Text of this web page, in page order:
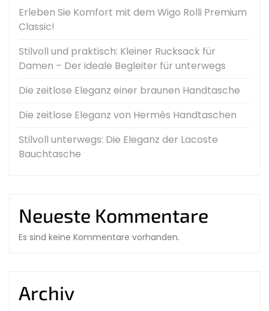
Erleben Sie Komfort mit dem Wigo Rolli Premium
Classic!
Stilvoll und praktisch: Kleiner Rucksack für
Damen – Der ideale Begleiter für unterwegs
Die zeitlose Eleganz einer braunen Handtasche
Die zeitlose Eleganz von Hermès Handtaschen
Stilvoll unterwegs: Die Eleganz der Lacoste
Bauchtasche
Neueste Kommentare
Es sind keine Kommentare vorhanden.
Archiv